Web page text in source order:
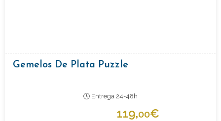
Gemelos De Plata Puzzle
Entrega 24-48h
119,00€